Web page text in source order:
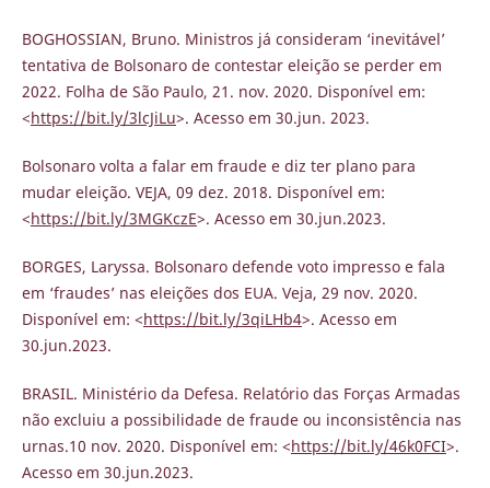
BOGHOSSIAN, Bruno. Ministros já consideram ‘inevitável’
tentativa de Bolsonaro de contestar eleição se perder em
2022. Folha de São Paulo, 21. nov. 2020. Disponível em:
<https://bit.ly/3lcJiLu>. Acesso em 30.jun. 2023.
Bolsonaro volta a falar em fraude e diz ter plano para
mudar eleição. VEJA, 09 dez. 2018. Disponível em:
<https://bit.ly/3MGKczE>. Acesso em 30.jun.2023.
BORGES, Laryssa. Bolsonaro defende voto impresso e fala
em ‘fraudes’ nas eleições dos EUA. Veja, 29 nov. 2020.
Disponível em: <https://bit.ly/3qiLHb4>. Acesso em
30.jun.2023.
BRASIL. Ministério da Defesa. Relatório das Forças Armadas
não excluiu a possibilidade de fraude ou inconsistência nas
urnas.10 nov. 2020. Disponível em: <https://bit.ly/46k0FCI>.
Acesso em 30.jun.2023.